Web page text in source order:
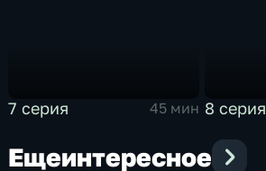
7 серия 45 мин 8 серия
Ещеинтересное